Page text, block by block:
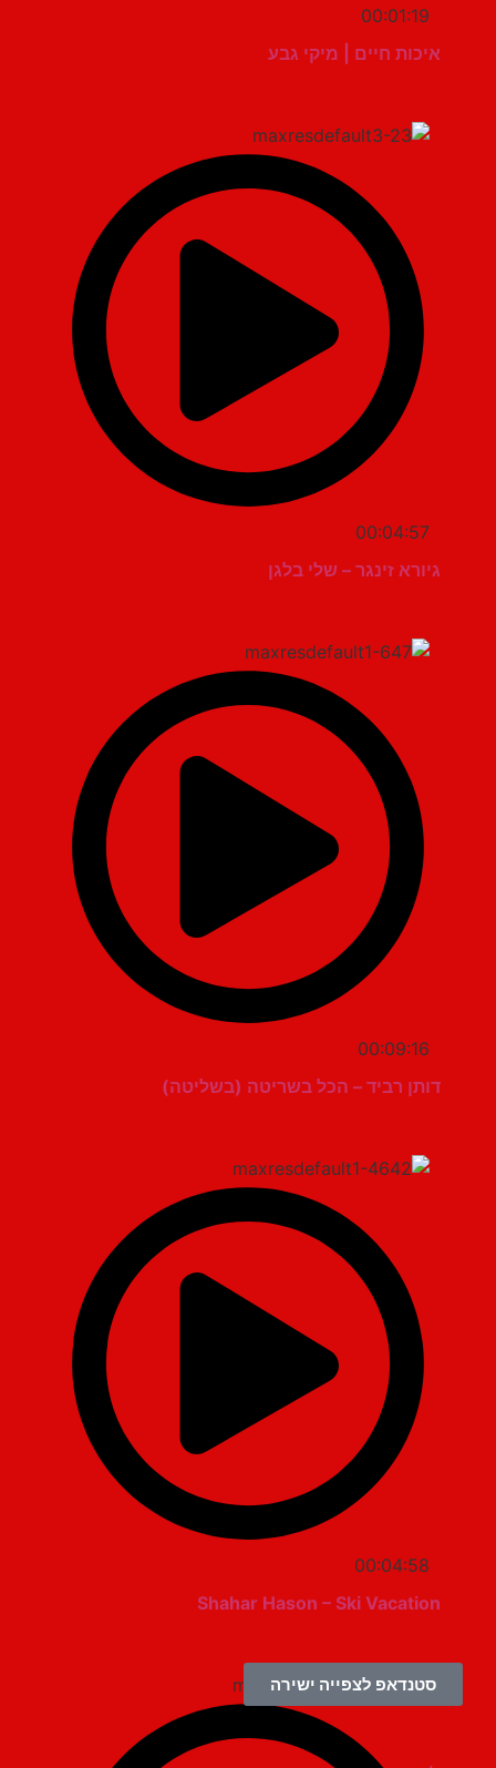
00:01:19
איכות חיים | מיקי גבע
00:04:57
גיורא זינגר – שלי בלגן
00:09:16
דותן רביד – הכל בשריטה (בשליטה)
00:04:58
Shahar Hason – Ski Vacation
סטנדאפ לצפייה ישירה